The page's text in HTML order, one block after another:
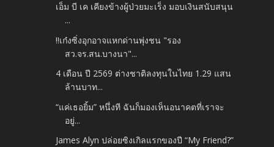
เอ็ม บี เค เคียงข้างผู้ป่วยมะเร็ง มอบเงินสนับสนุน
...
‼️เก๋งซิ่งอุกอาจแหกด่านพุ่งชน "รอง
สว.จร.สน.บางนา"...
4 เดือน ปี 2569 ต่างชาติลงทุนในไทย 1.29 แสน
ล้านบาท...
“แค่เธอยิ้ม” หนึ่งที ฉันก็มองเห็นอนาคตที่เราจะ
อยู่...
James Alyn ปล่อยซิงเกิลแรกของปี “My Friend?”